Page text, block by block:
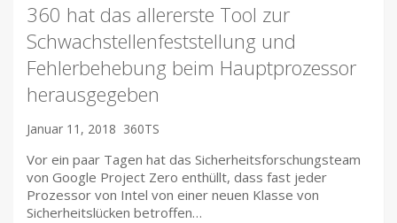
360 hat das allererste Tool zur
Schwachstellenfeststellung und
Fehlerbehebung beim Hauptprozessor
herausgegeben
Januar 11, 2018 360TS
Vor ein paar Tagen hat das Sicherheitsforschungsteam
von Google Project Zero enthüllt, dass fast jeder
Prozessor von Intel von einer neuen Klasse von
Sicherheitslücken betroffen…